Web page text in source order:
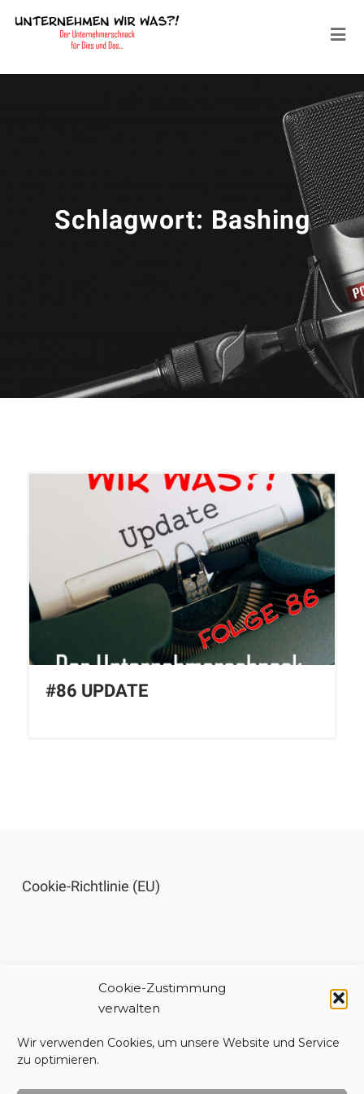
Cookie-Zustimmung
verwalten
Wir verwenden Cookies, um unsere Website und Service
zu optimieren.
Schlagwort: Bashing
#86 UPDATE
Cookie-Richtlinie (EU)